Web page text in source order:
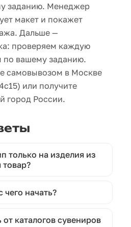
заданию. Менеджер
макет и покажет
Дальше —
проверяем каждую
по вашему заданию.
самовывозом в Москве
или получите
город России.
только на изделия из
товар?
чего начать?
каталогов сувениров